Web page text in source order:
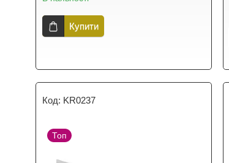
Купити
KR0237
Топ